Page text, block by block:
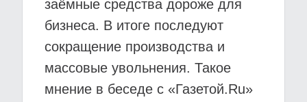
заёмные средства дороже для
бизнеса. В итоге последуют
сокращение производства и
массовые увольнения. Такое
мнение в беседе с «Газетой.Ru»